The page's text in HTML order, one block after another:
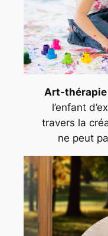
Art-thérapie
l’enfant
travers la
ne peut